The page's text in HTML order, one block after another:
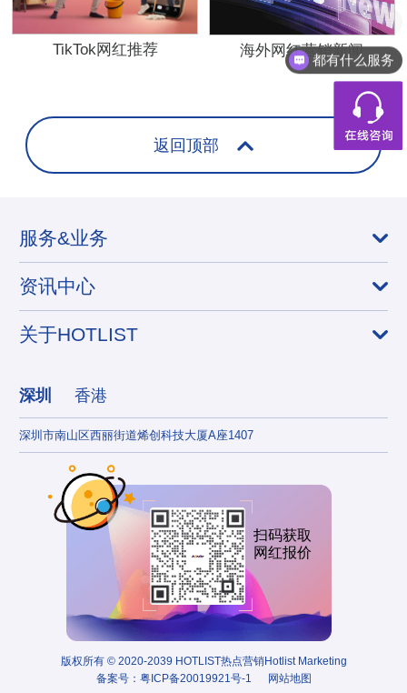
TikTok网红推荐 海外网红营销新闻
返回顶部
服务&业务
资讯中心
关于HOTLIST
深圳 香港
深圳市南山区西丽街道烯创科技大厦A座1407
扫码获取
网红报价
版权所有 © 2020-2039 HOTLIST热点营销Hotlist Marketing
备案号： 粤ICP备20019921号-1 网站地图
想了解下费用
都有什么服务